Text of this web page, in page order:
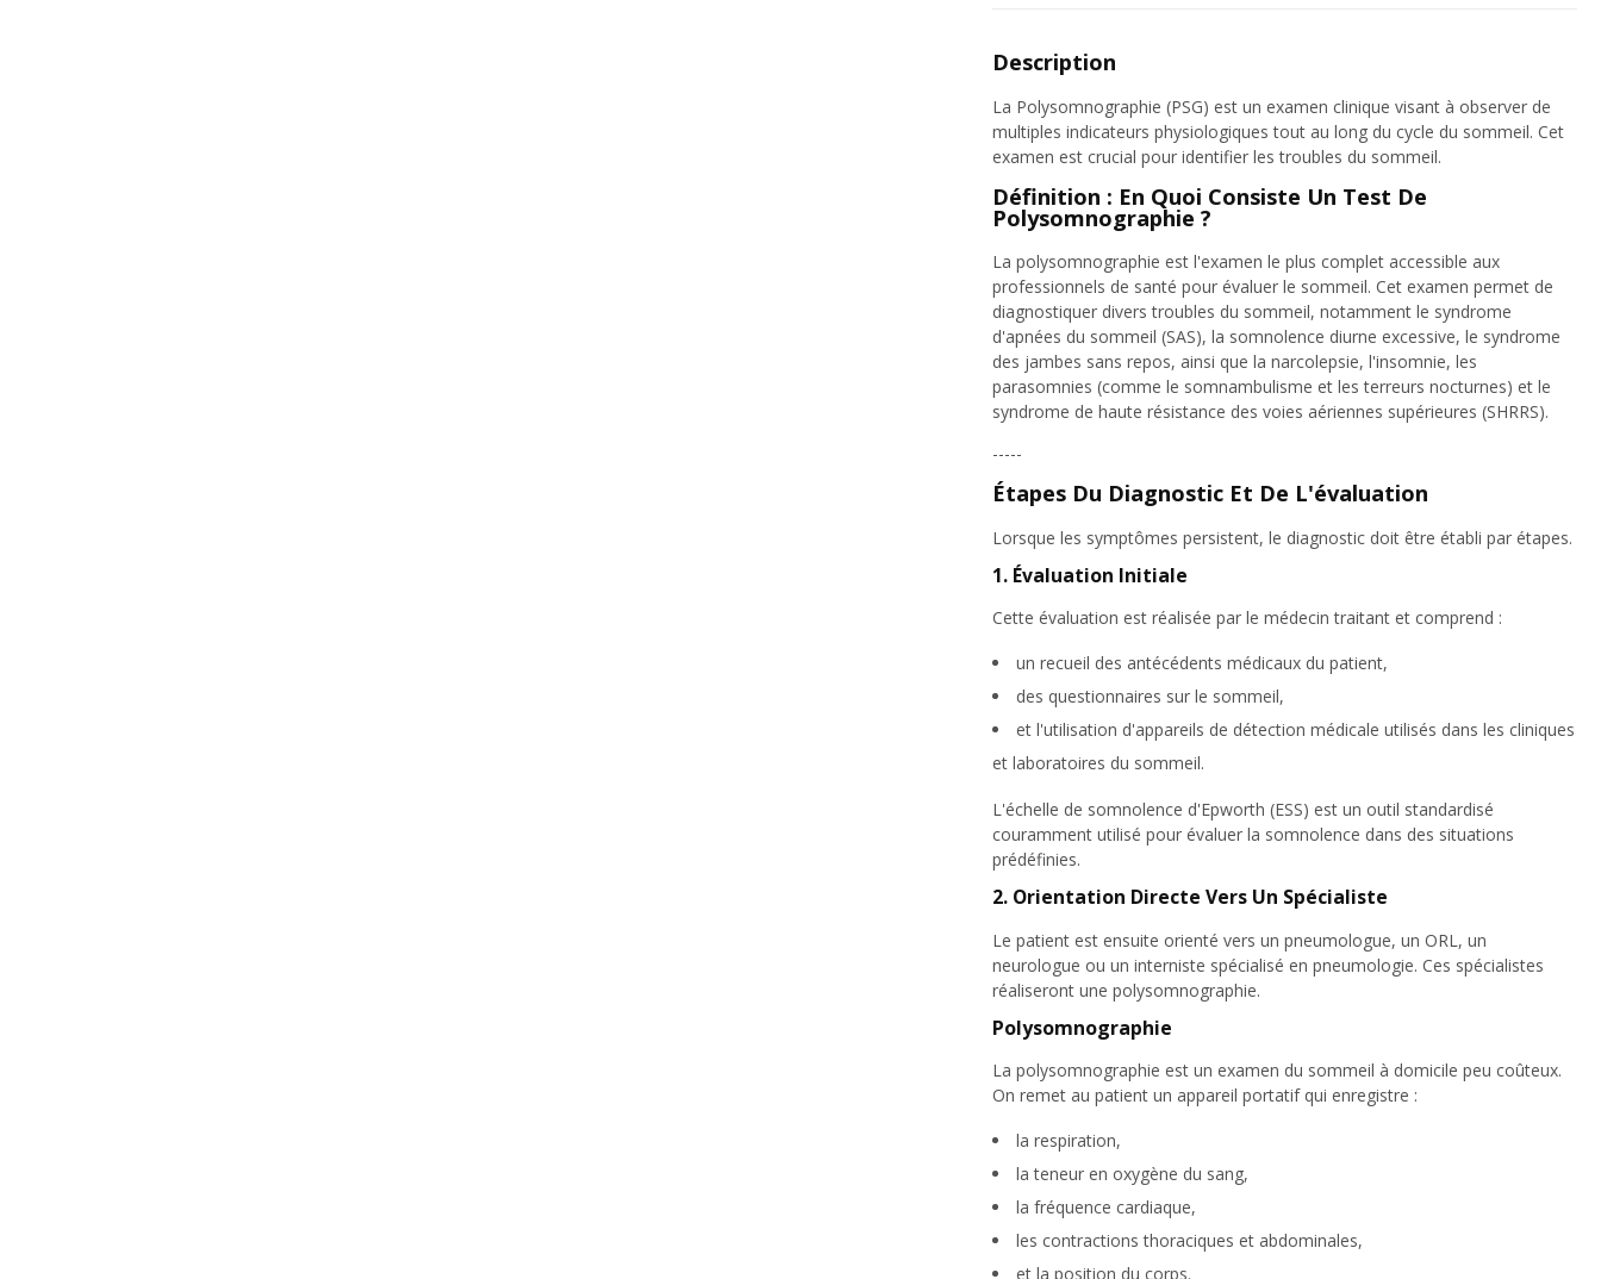
Description
La Polysomnographie (PSG) est un examen clinique visant à observer de
multiples indicateurs physiologiques tout au long du cycle du sommeil. Cet
examen est crucial pour identifier les troubles du sommeil.
Définition : En Quoi Consiste Un Test De
Polysomnographie ?
La polysomnographie est l'examen le plus complet accessible aux
professionnels de santé pour évaluer le sommeil. Cet examen permet de
diagnostiquer divers troubles du sommeil, notamment le syndrome
d'apnées du sommeil (SAS), la somnolence diurne excessive, le syndrome
des jambes sans repos, ainsi que la narcolepsie, l'insomnie, les
parasomnies (comme le somnambulisme et les terreurs nocturnes) et le
syndrome de haute résistance des voies aériennes supérieures (SHRRS).
-----
Étapes Du Diagnostic Et De L'évaluation
Lorsque les symptômes persistent, le diagnostic doit être établi par étapes.
1. Évaluation Initiale
Cette évaluation est réalisée par le médecin traitant et comprend :
un recueil des antécédents médicaux du patient,
des questionnaires sur le sommeil,
et l'utilisation d'appareils de détection médicale utilisés dans les cliniques
et laboratoires du sommeil.
L'échelle de somnolence d'Epworth (ESS) est un outil standardisé
couramment utilisé pour évaluer la somnolence dans des situations
prédéfinies.
2. Orientation Directe Vers Un Spécialiste
Le patient est ensuite orienté vers un pneumologue, un ORL, un
neurologue ou un interniste spécialisé en pneumologie. Ces spécialistes
réaliseront une polysomnographie.
Polysomnographie
La polysomnographie est un examen du sommeil à domicile peu coûteux.
On remet au patient un appareil portatif qui enregistre :
la respiration,
la teneur en oxygène du sang,
la fréquence cardiaque,
les contractions thoraciques et abdominales,
et la position du corps.